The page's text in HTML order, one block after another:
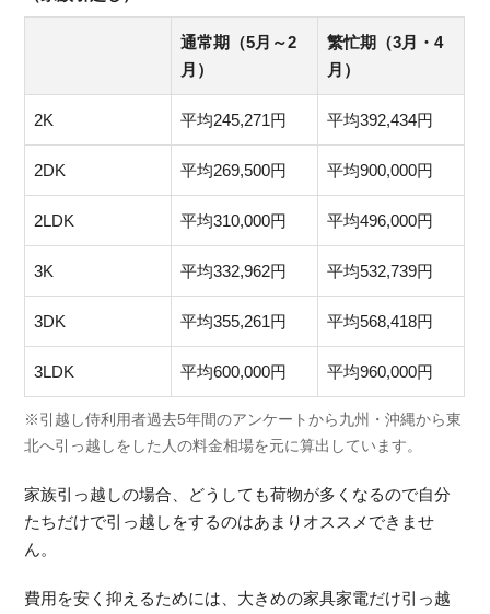
通常期（5月～2
月）
繁忙期（3月・4
月）
2K 平均245,271円 平均392,434円
2DK 平均269,500円 平均900,000円
2LDK 平均310,000円 平均496,000円
3K 平均332,962円 平均532,739円
3DK 平均355,261円 平均568,418円
3LDK 平均600,000円 平均960,000円
※引越し侍利用者過去5年間のアンケートから九州・沖縄から東
北へ引っ越しをした人の料金相場を元に算出しています。
家族引っ越しの場合、どうしても荷物が多くなるので自分
たちだけで引っ越しをするのはあまりオススメできませ
ん。
費用を安く抑えるためには、大きめの家具家電だけ引っ越